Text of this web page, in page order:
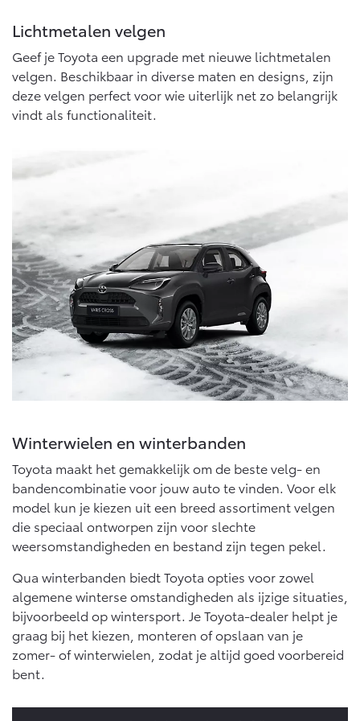
Corolla Cross
HYBRIDE
Vanaf € 39.995,-
OOK ALS PLUG-IN
HYBRIDE
Toyota C-HR+
BATTERIJ-ELEKTRISCH
Vanaf € 37.995,-
RAV4
PLUG-IN HYBRIDE
Vanaf € 49.995,-
Vanaf € 39.995,- Vanaf € 48.995,-
Mirai
WATERSTOF-ELEKTRISCH
Proace City (excl. BTW)
OOK ALS BATTERIJ-
ELEKTRISCH
Toyota fabrieksgarantie
Onderdelen & Accessoires
Onderdelen
Banden
Connected
Connected Services
MyToyota login
MyToyota App
Abonnementen
Multimedia
Navigatie updates
Verzekeren
Toyota Autoverzekering
Bedrijfswagens
Bedrijfswagens op maat
Financieren of leasen
Verzekeren
Lichtmetalen velgen
Geef je Toyota een upgrade met nieuwe lichtmetalen
velgen. Beschikbaar in diverse maten en designs, zijn
deze velgen perfect voor wie uiterlijk net zo belangrijk
vindt als functionaliteit.
Winterwielen en winterbanden
Toyota maakt het gemakkelijk om de beste velg- en
bandencombinatie voor jouw auto te vinden. Voor elk
model kun je kiezen uit een breed assortiment velgen
die speciaal ontworpen zijn voor slechte
weersomstandigheden en bestand zijn tegen pekel.
Qua winterbanden biedt Toyota opties voor zowel
algemene winterse omstandigheden als ijzige situaties,
bijvoorbeeld op wintersport. Je Toyota-dealer helpt je
graag bij het kiezen, monteren of opslaan van je
zomer- of winterwielen, zodat je altijd goed voorbereid
bent.